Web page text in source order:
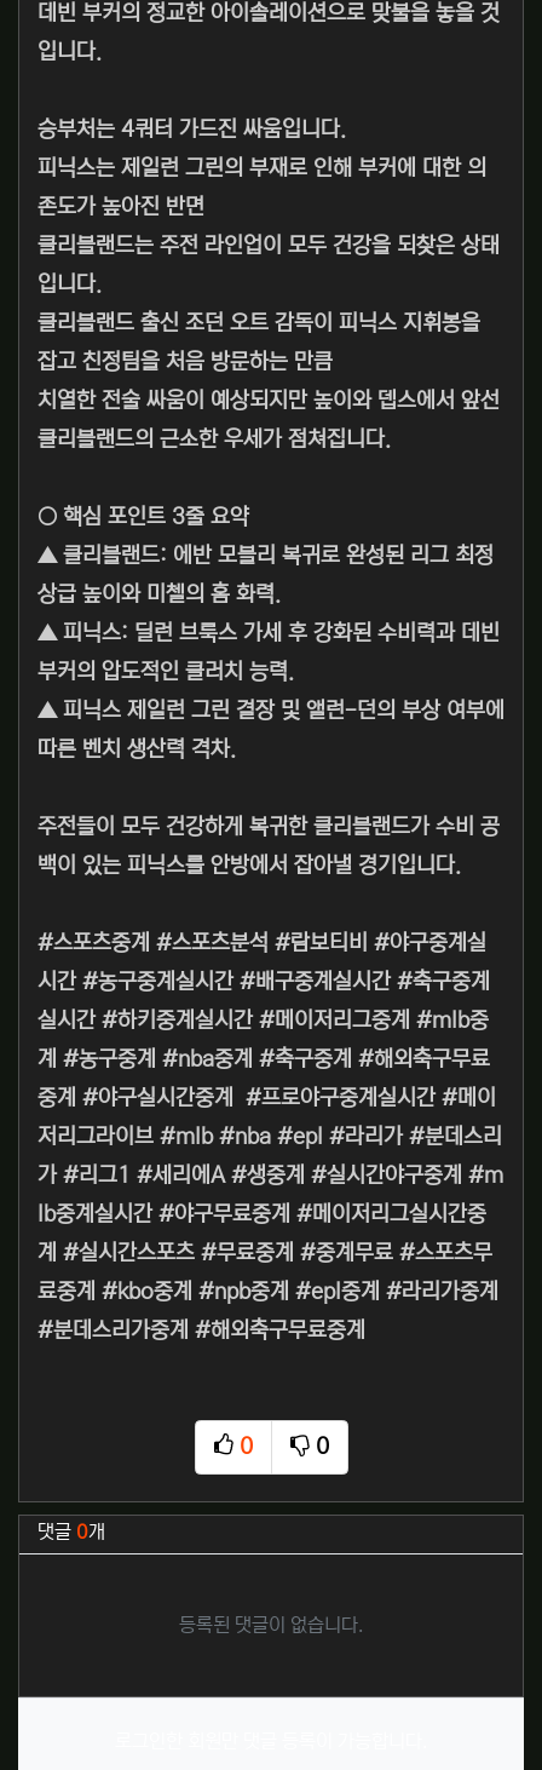
데빈 부커의 정교한 아이솔레이션으로 맞불을 놓을 것
입니다.
승부처는 4쿼터 가드진 싸움입니다.
피닉스는 제일런 그린의 부재로 인해 부커에 대한 의
존도가 높아진 반면
클리블랜드는 주전 라인업이 모두 건강을 되찾은 상태
입니다.
클리블랜드 출신 조던 오트 감독이 피닉스 지휘봉을
잡고 친정팀을 처음 방문하는 만큼
치열한 전술 싸움이 예상되지만 높이와 뎁스에서 앞선
클리블랜드의 근소한 우세가 점쳐집니다.
○ 핵심 포인트 3줄 요약
▲ 클리블랜드: 에반 모블리 복귀로 완성된 리그 최정
상급 높이와 미첼의 홈 화력.
▲ 피닉스: 딜런 브룩스 가세 후 강화된 수비력과 데빈
부커의 압도적인 클러치 능력.
▲ 피닉스 제일런 그린 결장 및 앨런-던의 부상 여부에
따른 벤치 생산력 격차.
주전들이 모두 건강하게 복귀한 클리블랜드가 수비 공
백이 있는 피닉스를 안방에서 잡아낼 경기입니다.
#스포츠중계 #스포츠분석 #람보티비 #야구중계실
시간 #농구중계실시간 #배구중계실시간 #축구중계
실시간 #하키중계실시간 #메이저리그중계 #mlb중
계 #농구중계 #nba중계 #축구중계 #해외축구무료
중계 #야구실시간중계 #프로야구중계실시간 #메이
저리그라이브 #mlb #nba #epl #라리가 #분데스리
가 #리그1 #세리에A #생중계 #실시간야구중계 #m
lb중계실시간 #야구무료중계 #메이저리그실시간중
계 #실시간스포츠 #무료중계 #중계무료 #스포츠무
료중계 #kbo중계 #npb중계 #epl중계 #라리가중계
#분데스리가중계 #해외축구무료중계
0
추천
0
비추천
관련자료
댓글 0개
등록된 댓글이 없습니다.